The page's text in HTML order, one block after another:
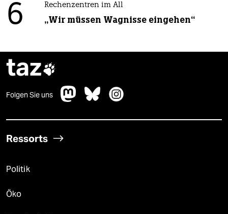
6 Rechenzentren im All
„Wir müssen Wagnisse eingehen“
taz
Folgen Sie uns
Ressorts
Politik
Öko